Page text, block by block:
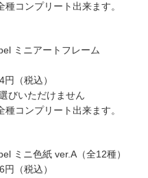
コンプリート出来ます。
ミニアートフレーム
（税込）
びいただけません
コンプリート出来ます。
ミニ色紙 ver.A（全12種）
（税込）